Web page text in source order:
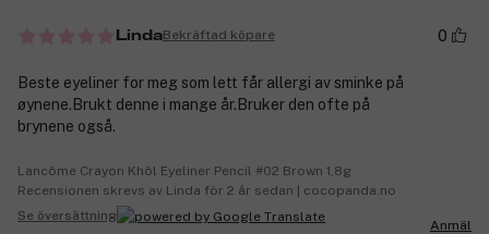
LindaBekräftad köpare 0
Beste eyeliner for meg som lett får allergi av sminke på
øynene.Brukt denne i mange år.Bruker den ofte på
brynene også.
Lancôme Crayon Khôl Eyeliner Pencil #02 Brown 1,8g
Recensionen skrevs av Linda för 2 år sedan | cocopanda.no
Se översättning
Anmäl